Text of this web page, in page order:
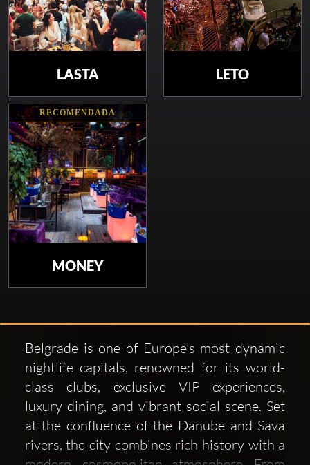
LASTA LETO
RECOMENDADA
MONEY
Belgrade is one of Europe's most dynamic
nightlife capitals, renowned for its world-
class clubs, exclusive VIP experiences,
luxury dining, and vibrant social scene. Set
at the confluence of the Danube and Sava
rivers, the city combines rich history with a